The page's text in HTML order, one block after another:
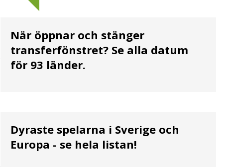
När öppnar och stänger
transferfönstret? Se alla datum
för 93 länder.
Dyraste spelarna i Sverige och
Europa - se hela listan!